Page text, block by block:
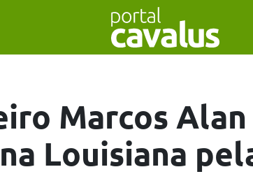
Marcos Alan
Louisiana